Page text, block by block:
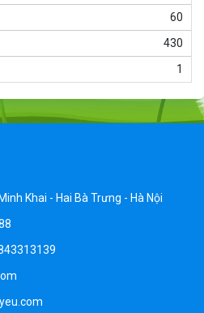
trẻ em địa hình M666
₫
trẻ em BJQ-M03
₫
trẻ em BPD-702
₫
60
430
1
Khai - Hai Bà Trưng - Hà Nội